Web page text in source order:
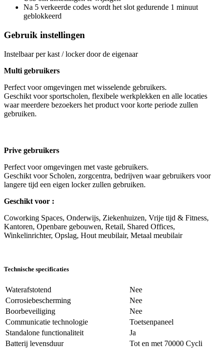
Na 5 verkeerde codes wordt het slot gedurende 1 minuut
geblokkeerd
Gebruik instellingen
Instelbaar per kast / locker door de eigenaar
Multi gebruikers
Perfect voor omgevingen met wisselende gebruikers.
Geschikt voor sportscholen, flexibele werkplekken en alle locaties
waar meerdere bezoekers het product voor korte periode zullen
gebruiken.
Prive gebruikers
Perfect voor omgevingen met vaste gebruikers.
Geschikt voor Scholen, zorgcentra, bedrijven waar gebruikers voor
langere tijd een eigen locker zullen gebruiken.
Geschikt voor :
Coworking Spaces, Onderwijs, Ziekenhuizen, Vrije tijd & Fitness,
Kantoren, Openbare gebouwen, Retail, Shared Offices,
Winkelinrichter, Opslag, Hout meubilair, Metaal meubilair
Technische specificaties
Waterafstotend
Nee
Corrosiebescherming
Nee
Boorbeveiliging
Nee
Communicatie technologie
Toetsenpaneel
Standalone functionaliteit
Ja
Batterij levensduur
Tot en met 70000 Cycli